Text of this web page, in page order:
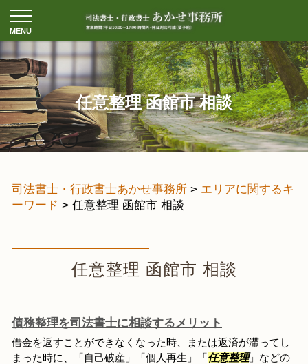
任意整理 函館市 相談
司法書士・行政書士あかせ事務所 > エリアに関するキ
ーワード > 任意整理 函館市 相談
任意整理 函館市 相談
債務整理を司法書士に相談するメリット
借金を返すことができなくなった時、または返済が滞ってし
まった時に、「自己破産」「個人再生」「任意整理」などの